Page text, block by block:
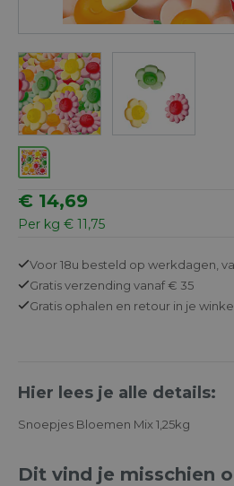
€ 14,69
Per kg € 11,75
Voor 18u besteld op werkdagen,
Gratisverzending vanaf € 35
Gratis ophalen en retour in je
Hier lees je alle details:
Snoepjes Bloemen Mix 1,25kg
Dit vind je misschien